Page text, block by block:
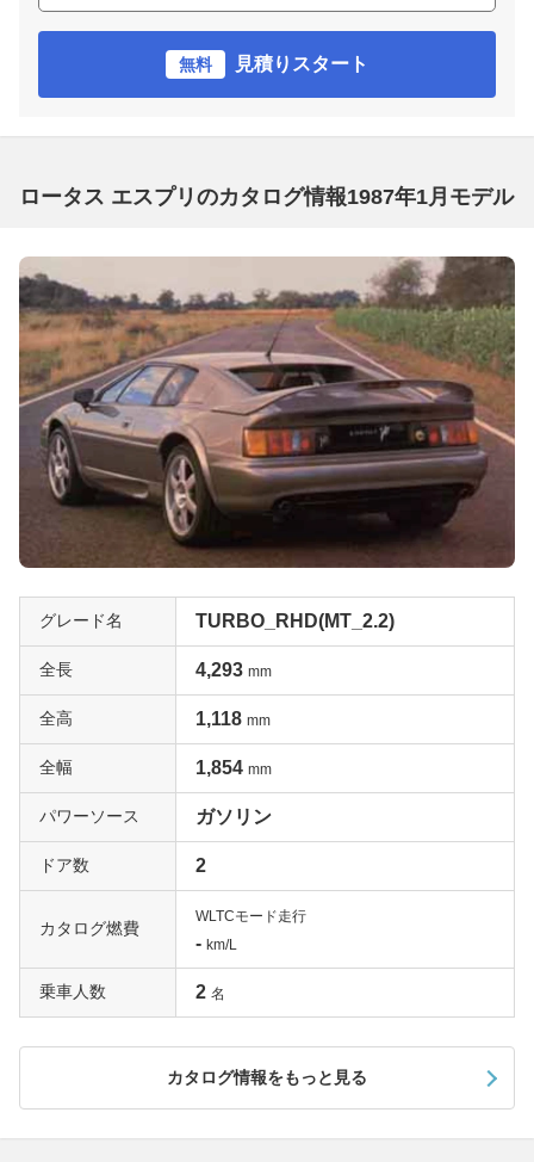
無料 見積りスタート
ロータス エスプリのカタログ情報1987年1月モデル
グレード名 TURBO_RHD(MT_2.2)
全長 4,293 mm
全高 1,118 mm
全幅 1,854 mm
パワーソース ガソリン
ドア数 2
カタログ燃費
WLTCモード走行
- km/L
乗車人数 2 名
カタログ情報をもっと見る